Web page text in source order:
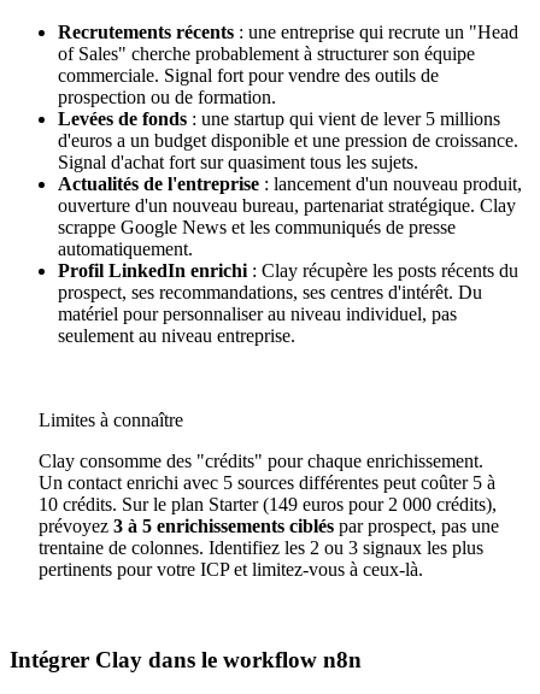
Recrutements récents : une entreprise qui recrute un "Head
of Sales" cherche probablement à structurer son équipe
commerciale. Signal fort pour vendre des outils de
prospection ou de formation.
Levées de fonds : une startup qui vient de lever 5 millions
d'euros a un budget disponible et une pression de croissance.
Signal d'achat fort sur quasiment tous les sujets.
Actualités de l'entreprise : lancement d'un nouveau produit,
ouverture d'un nouveau bureau, partenariat stratégique. Clay
scrappe Google News et les communiqués de presse
automatiquement.
Profil LinkedIn enrichi : Clay récupère les posts récents du
prospect, ses recommandations, ses centres d'intérêt. Du
matériel pour personnaliser au niveau individuel, pas
seulement au niveau entreprise.
Limites à connaître
Clay consomme des "crédits" pour chaque enrichissement.
Un contact enrichi avec 5 sources différentes peut coûter 5 à
10 crédits. Sur le plan Starter (149 euros pour 2 000 crédits),
prévoyez 3 à 5 enrichissements ciblés par prospect, pas une
trentaine de colonnes. Identifiez les 2 ou 3 signaux les plus
pertinents pour votre ICP et limitez-vous à ceux-là.
Intégrer Clay dans le workflow n8n